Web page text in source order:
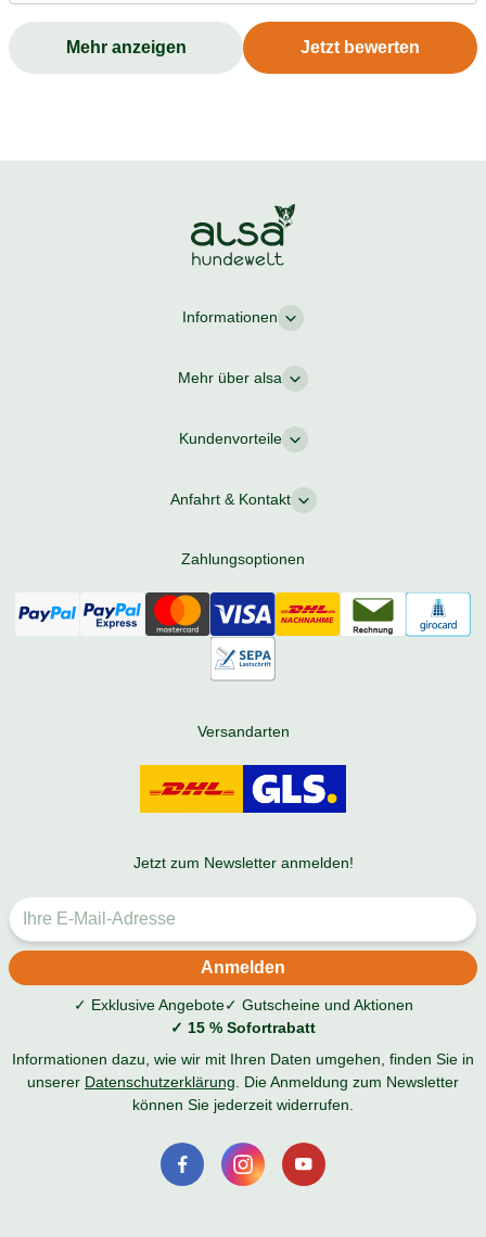
Mehr anzeigen Jetzt bewerten
Informationen
Mehr über alsa
Kundenvorteile
Anfahrt & Kontakt
Zahlungsoptionen
Versandarten
Jetzt zum Newsletter anmelden!
✓ Exklusive Angebote✓ Gutscheine und Aktionen
✓ 15 % Sofortrabatt
Informationen dazu, wie wir mit Ihren Daten umgehen, finden Sie in
unserer Datenschutzerklärung . Die Anmeldung zum Newsletter
können Sie jederzeit widerrufen.